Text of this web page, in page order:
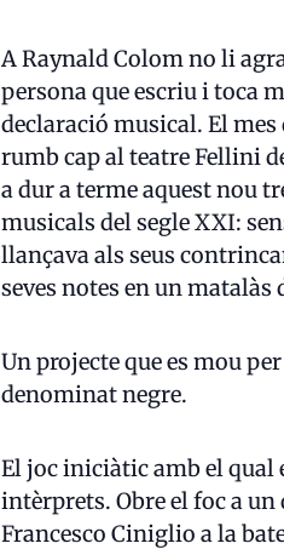
A Raynald Colom no li
persona que escriu i toca
declaració musical. El
rumb cap al teatre Fellini
a dur a terme aquest nou
musicals del segle XXI:
llançava als seus
seves notes en un
Un projecte que es mou
denominat negre.
El joc iniciàtic amb el qual
intèrprets. Obre el foc a
Francesco Ciniglio a la